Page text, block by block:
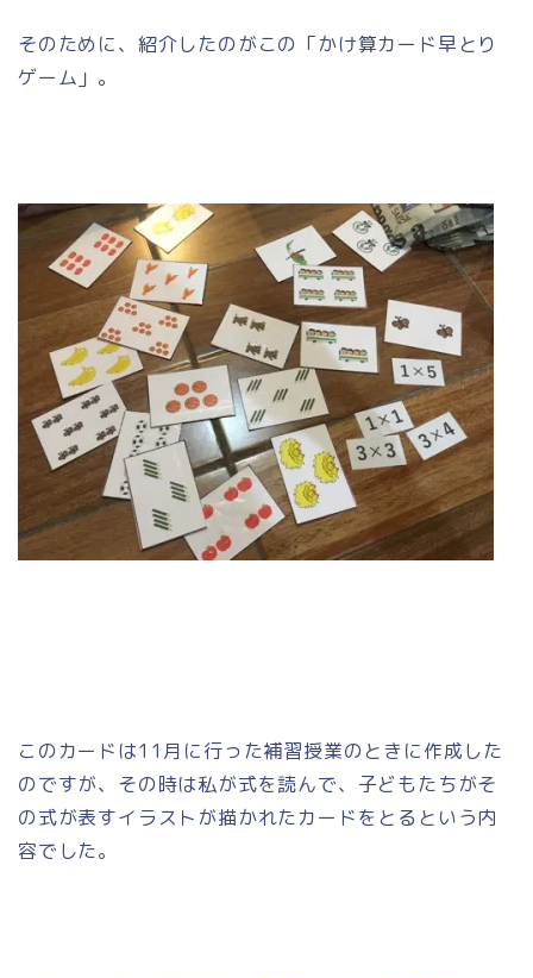
そのために、紹介したのがこの「かけ算カード早とり
ゲーム」。
このカードは11月に行った補習授業のときに作成した
のですが、その時は私が式を読んで、子どもたちがそ
の式が表すイラストが描かれたカードをとるという内
容でした。